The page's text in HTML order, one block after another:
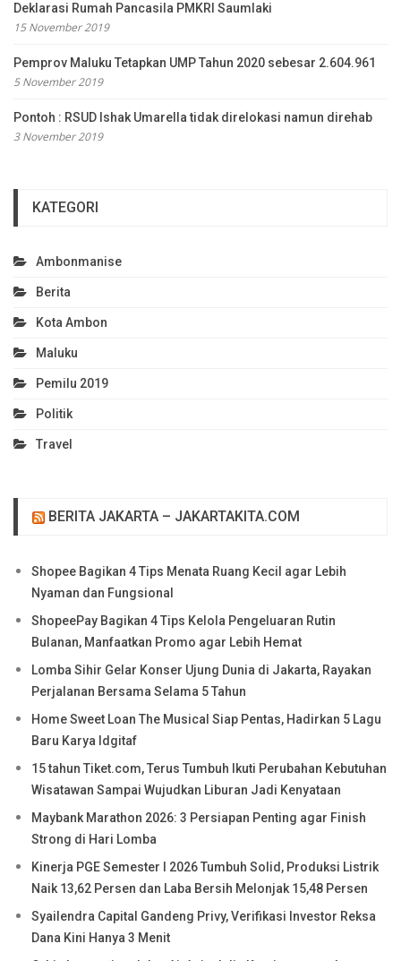
Deklarasi Rumah Pancasila PMKRI Saumlaki
15 November 2019
Pemprov Maluku Tetapkan UMP Tahun 2020 sebesar 2.604.961
5 November 2019
Pontoh : RSUD Ishak Umarella tidak direlokasi namun direhab
3 November 2019
KATEGORI
Ambonmanise
Berita
Kota Ambon
Maluku
Pemilu 2019
Politik
Travel
BERITA JAKARTA – JAKARTAKITA.COM
Shopee Bagikan 4 Tips Menata Ruang Kecil agar Lebih
Nyaman dan Fungsional
ShopeePay Bagikan 4 Tips Kelola Pengeluaran Rutin
Bulanan, Manfaatkan Promo agar Lebih Hemat
Lomba Sihir Gelar Konser Ujung Dunia di Jakarta, Rayakan
Perjalanan Bersama Selama 5 Tahun
Home Sweet Loan The Musical Siap Pentas, Hadirkan 5 Lagu
Baru Karya Idgitaf
15 tahun Tiket.com, Terus Tumbuh Ikuti Perubahan Kebutuhan
Wisatawan Sampai Wujudkan Liburan Jadi Kenyataan
Maybank Marathon 2026: 3 Persiapan Penting agar Finish
Strong di Hari Lomba
Kinerja PGE Semester I 2026 Tumbuh Solid, Produksi Listrik
Naik 13,62 Persen dan Laba Bersih Melonjak 15,48 Persen
Syailendra Capital Gandeng Privy, Verifikasi Investor Reksa
Dana Kini Hanya 3 Menit